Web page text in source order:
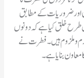
اور ضروریات کے مطابق
طرح خلق کیا ہے کہ دونوں
و ملزوم ہیں۔ فطرت نے
بنا یا ہے۔